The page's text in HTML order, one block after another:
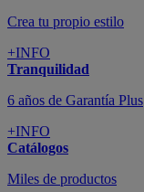
Crea tu propio estilo
+INFO
Tranquilidad
6 años de Garantía Plus
+INFO
Catálogos
Miles de productos